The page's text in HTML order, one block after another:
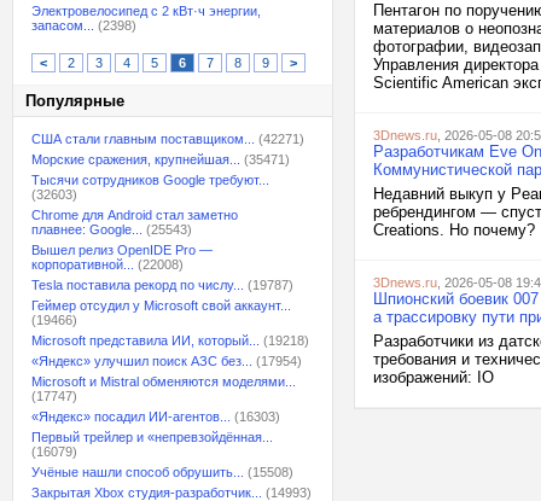
Электровелосипед с 2 кВт·ч энергии,
запасом...
(2398)
< 2 3 4 5 6 7 8 9 >
Популярные
США стали главным поставщиком...
(42271)
Морские сражения, крупнейшая...
(35471)
Тысячи сотрудников Google требуют...
(32603)
Chrome для Android стал заметно
плавнее: Google...
(25543)
Вышел релиз OpenIDE Pro —
корпоративной...
(22008)
Tesla поставила рекорд по числу...
(19787)
Геймер отсудил у Microsoft свой аккаунт...
(19466)
Microsoft представила ИИ, который...
(19218)
«Яндекс» улучшил поиск АЗС без...
(17954)
Microsoft и Mistral обменяются моделями...
(17747)
«Яндекс» посадил ИИ-агентов...
(16303)
Первый трейлер и «непревзойдённая...
(16079)
Учёные нашли способ обрушить...
(15508)
Закрытая Xbox студия-разработчик...
(14993)
Пентагон по
материалов о
фотографии,
Управления
Scientific American
3Dnews.ru , 2026-05-08
Разработчикам Eve
Коммунистической
Недавний выкуп у
ребрендингом —
Creations. Но почему?
3Dnews.ru , 2026-05-08
Шпионский боевик
а трассировку пути
Разработчики из
требования и
изображений: IO